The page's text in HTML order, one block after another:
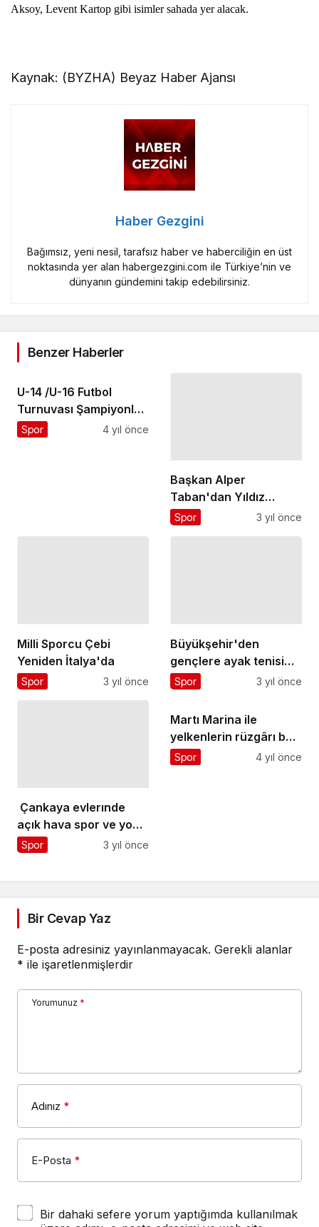
Aksoy, Levent Kartop gibi isimler sahada yer alacak.
Kaynak: (BYZHA) Beyaz Haber Ajansı
Haber Gezgini
Bağımsız, yeni nesil, tarafsız haber ve haberciliğin en üst
noktasında yer alan habergezgini.com ile Türkiye’nin ve
dünyanın gündemini takip edebilirsiniz.
Benzer Haberler
U-14 /U-16 Futbol
Turnuvası Şampiyonları
Belli Oldu
Spor 4 yıl önce
Başkan Alper
Taban'dan Yıldız
Adaylarına Ziyaret
Spor 3 yıl önce
Milli Sporcu Çebi
Yeniden İtalya'da
Spor 3 yıl önce
Büyükşehir'den
gençlere ayak tenisi
sahası
Spor 3 yıl önce
Çankaya evlerınde
açık hava spor ve yoga
etkinlikleri sörüyor
Spor 3 yıl önce
Martı Marina ile
yelkenlerin rüzgârı bol,
pruvası neta
Spor 4 yıl önce
Bir Cevap Yaz
E-posta adresiniz yayınlanmayacak. Gerekli alanlar
* ile işaretlenmişlerdir
Yorumunuz *
Adınız *
E-Posta *
Bir dahaki sefere yorum yaptığımda kullanılmak